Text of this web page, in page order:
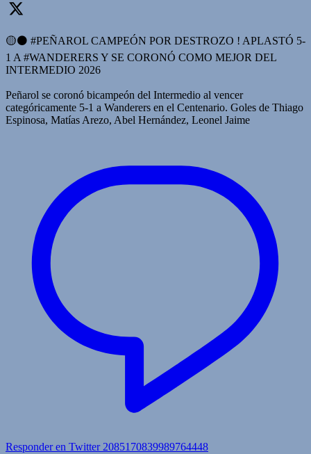
🟡⚫️ #PEÑAROL CAMPEÓN POR DESTROZO ! APLASTÓ 5-
1 A #WANDERERS Y SE CORONÓ COMO MEJOR DEL
INTERMEDIO 2026
Peñarol se coronó bicampeón del Intermedio al vencer
categóricamente 5-1 a Wanderers en el Centenario. Goles de Thiago
Espinosa, Matías Arezo, Abel Hernández, Leonel Jaime
Responder en Twitter 2085170839989764448